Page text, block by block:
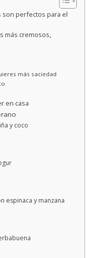
perfectos para el
más cremosos,
más saciedad
en casa
y coco
espinaca y manzana